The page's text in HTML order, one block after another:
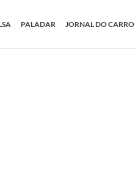
PALADAR JORNAL DO CARRO